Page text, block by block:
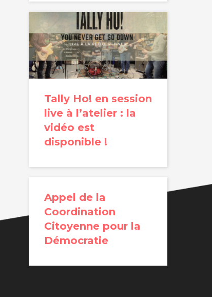
Tally Ho! en session
live à l’atelier : la
vidéo est
disponible !
Appel de la
Coordination
Citoyenne pour la
Démocratie